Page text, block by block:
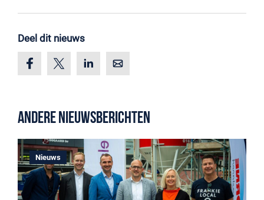
Deel dit nieuws
Andere nieuwsberichten
Nieuws